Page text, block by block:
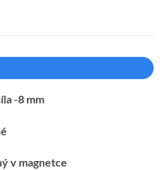
-8 mm
v magnetce